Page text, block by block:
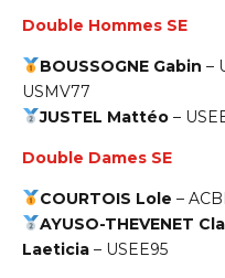
Double Hommes SE
BOUSSOGNE Gabin –
USMV77
JUSTEL Mattéo–
Double Dames SE
COURTOIS Lole –
AYUSO-THEVENET
Laeticia – USEE95